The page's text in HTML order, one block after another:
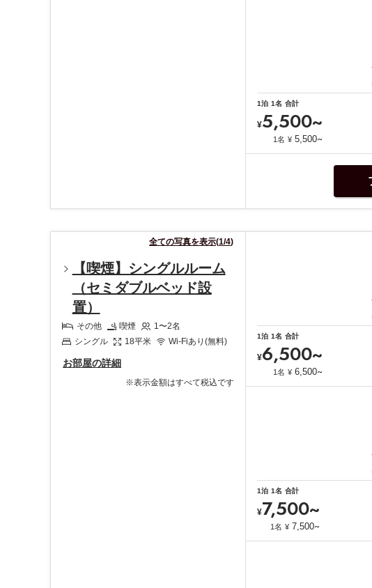
1泊 1名 合計
¥5,500~
1名 ¥ 5,500~
全ての写真を表示(1/4)
【喫煙】シングルルーム
（セミダブルベッド設
置）
その他 喫煙 1〜2名
シングル
18平米 Wi-Fiあり(無料)
お部屋の詳細
※表示金額はすべて税込です
1泊 1名 合計
¥6,500~
1名 ¥ 6,500~
1泊 1名 合計
¥7,500~
1名 ¥ 7,500~